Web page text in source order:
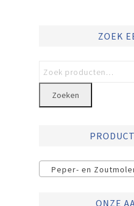
ZOEK
Zoeken
Peper- en
ONZE